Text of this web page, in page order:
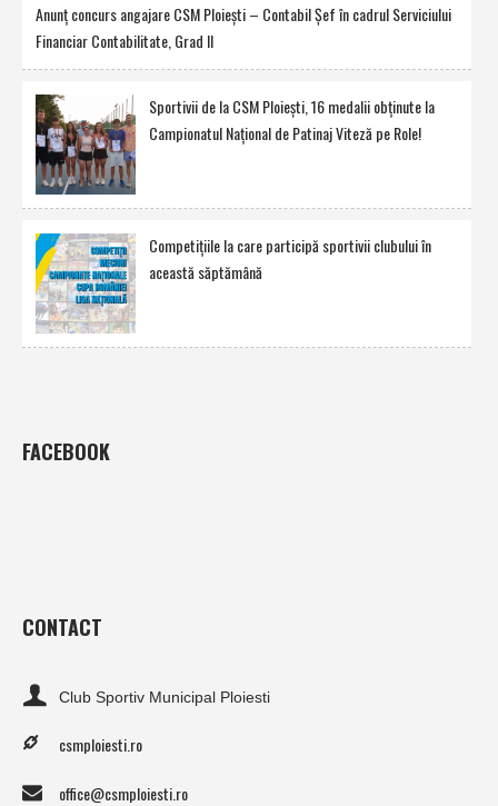
Anunţ concurs angajare CSM Ploieşti – Contabil Şef în cadrul Serviciului
Financiar Contabilitate, Grad II
Sportivii de la CSM Ploieşti, 16 medalii obţinute la
Campionatul Naţional de Patinaj Viteză pe Role!
Competiţiile la care participă sportivii clubului în
această săptămână
FACEBOOK
CONTACT
Club Sportiv Municipal Ploiesti
csmploiesti.ro
office@csmploiesti.ro